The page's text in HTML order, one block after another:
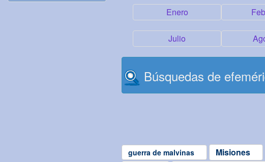
Enero
Julio
Búsquedas de
guerra de malvinas Misiones